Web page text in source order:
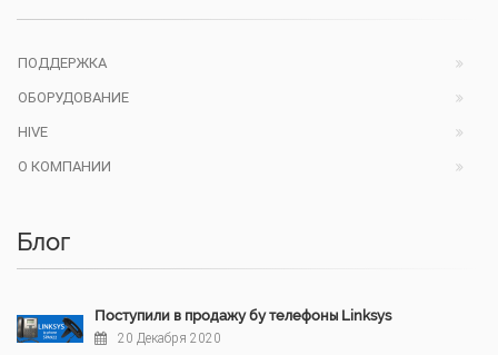
ПОДДЕРЖКА
ОБОРУДОВАНИЕ
HIVE
О КОМПАНИИ
Блог
Поступили в продажу бу телефоны Linksys
20 Декабря 2020